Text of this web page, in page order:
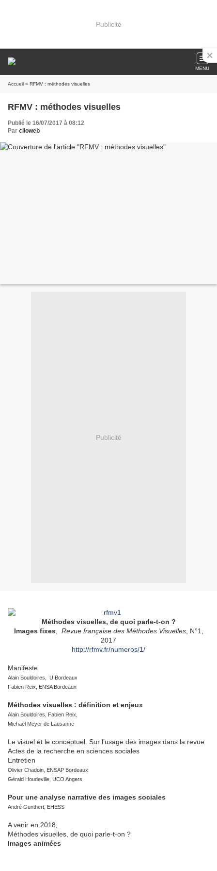
Publicité
MENU
Accueil » RFMV : méthodes visuelles
RFMV : méthodes visuelles
Publié le 16/07/2017 à 08:12
Par clioweb
Publicité
Méthodes visuelles, de quoi parle-t-on ?
Images fixes
Revue française des Méthodes Visuelles, N°1,
2017
http://rfmv.fr/numeros/1/
Manifeste
Alain Bouldoires, U Bordeaux
Fabien Reix, ENSA Bordeaux
Méthodes visuelles : définition et enjeux
Alain Bouldoires, Fabien Reix,
Michaël Meyer de Lausanne
Le visuel et le conceptuel. Sur l’usage des images dans la revue
Actes de la recherche en sciences sociales
Entretien
Olivier Chadoin, ENSAP Bordeaux
Gérald Houdeville, UCO Angers
Pour une analyse narrative des images sociales
André Gunthert, EHESS
A venir en 2018,
Méthodes visuelles, de quoi parle-t-on ?
lmages animées